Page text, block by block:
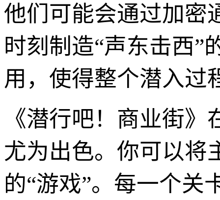
他们可能会通过加密
时刻制造“声东击西”
用，使得整个潜入过
《潜行吧！商业街
尤为出色。你可以将
的“游戏”。每一个关